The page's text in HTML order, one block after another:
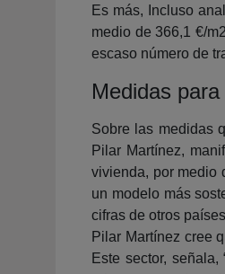
Es más, Incluso
medio de 366,1 €/
escaso número de
Medidas
Sobre las medidas
Pilar Martínez,
vivienda, por medio
un modelo más
cifras de otros
Pilar Martínez cree
Este sector,